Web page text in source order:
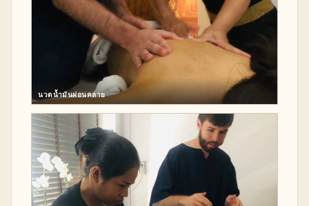
นวดน้ำมันผ่อนคลาย